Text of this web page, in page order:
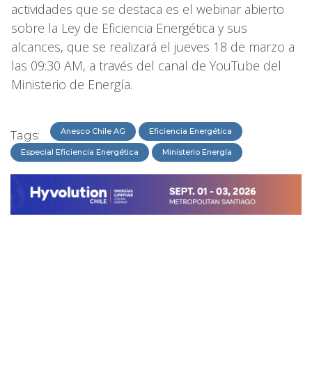
actividades que se destaca es el webinar abierto
sobre la Ley de Eficiencia Energética y sus
alcances, que se realizará el jueves 18 de marzo a
las 09:30 AM, a través del canal de YouTube del
Ministerio de Energía.
Tags: Anesco Chile AG Eficiencia Energética
Especial Eficiencia Energética Ministerio Energía